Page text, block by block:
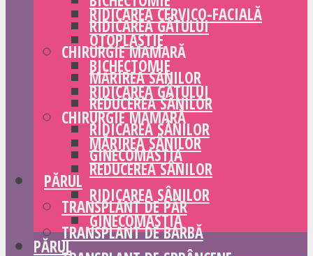
RIDICAREA GÂTULUI
CHIRURGIE MAMARĂ
MĂRIREA SÂNILOR
REDUCEREA SÂNILOR
RIDICAREA SÂNILOR
GINECOMASTIA
PĂRUL
TRANSPLANT DE PĂR
TRANSPLANT DE BARBĂ
RIDICAREA CERVICO-FACIALĂ
OTOPLASTIE
BICHECTOMIE
RIDICAREA GÂTULUI
CHIRURGIE MAMARĂ
MĂRIREA SÂNILOR
REDUCEREA SÂNILOR
RIDICAREA SÂNILOR
GINECOMASTIA
PĂRUL